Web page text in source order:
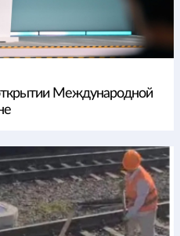
Международной